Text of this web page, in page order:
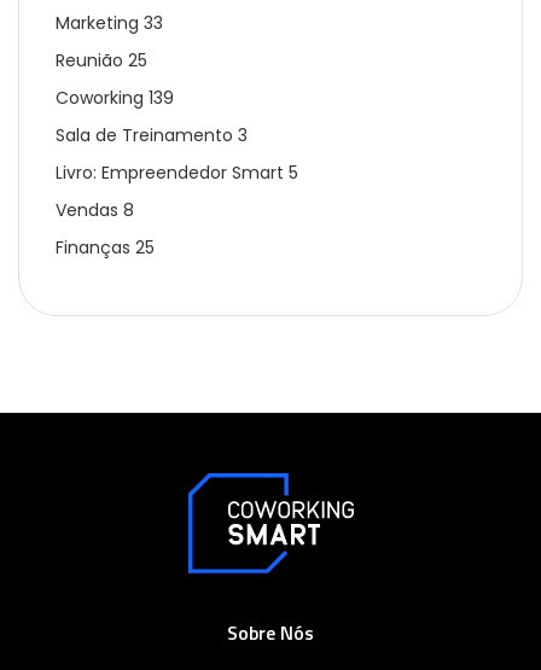
Marketing 33
Reunião 25
Coworking 139
Sala de Treinamento 3
Livro: Empreendedor Smart 5
Vendas 8
Finanças 25
Sobre Nós